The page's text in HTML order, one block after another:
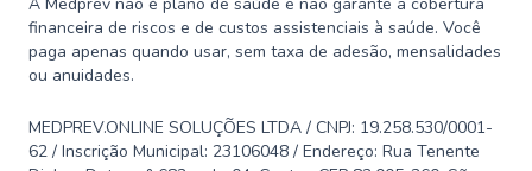
financeira de riscos e de custos assistenciais à saúde. Você
paga apenas quando usar, sem taxa de adesão, mensalidades
ou anuidades.
MEDPREV.ONLINE SOLUÇÕES LTDA / CNPJ: 19.258.530/0001-
62 / Inscrição Municipal: 23106048 / Endereço: Rua Tenente